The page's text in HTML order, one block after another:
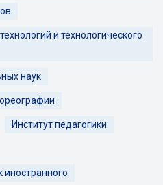
и технологического
наук
Институт педагогики
иностранного